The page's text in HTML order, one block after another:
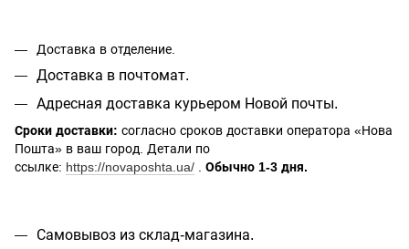
Доставка в отделение.
Доставка в почтомат.
Адресная доставка курьером Новой почты.
Сроки доставки: согласно сроков доставки оператора «Нова
Пошта» в ваш город. Детали по
ссылке: https://novaposhta.ua/ Обычно 1-3 дня.
Самовывоз из склад-магазина.